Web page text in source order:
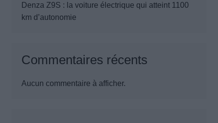
Denza Z9S : la voiture électrique qui atteint 1100
km d’autonomie
Commentaires récents
Aucun commentaire à afficher.